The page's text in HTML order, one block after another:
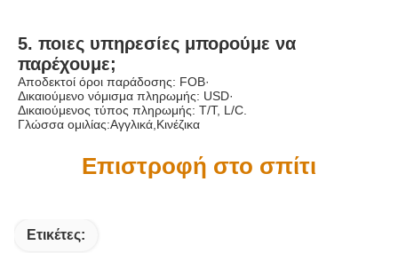
5. ποιες υπηρεσίες μπορούμε να
παρέχουμε;
Αποδεκτοί όροι παράδοσης: FOB·
Δικαιούμενο νόμισμα πληρωμής: USD·
Δικαιούμενος τύπος πληρωμής: T/T, L/C.
Γλώσσα ομιλίας:Αγγλικά,Κινέζικα
Επιστροφή στο σπίτι
Ετικέτες: